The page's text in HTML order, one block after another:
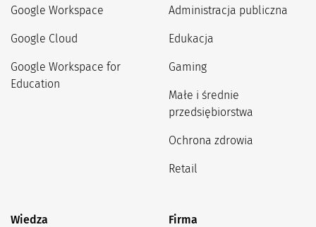
Google Workspace
Google Cloud
Google Workspace for
Education
Administracja publiczna
Edukacja
Gaming
Małe i średnie
przedsiębiorstwa
Ochrona zdrowia
Retail
Wiedza Firma